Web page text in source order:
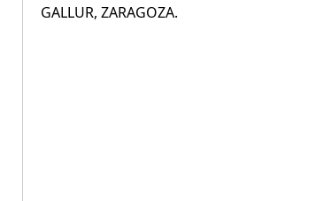
GALLUR, ZARAGOZA.